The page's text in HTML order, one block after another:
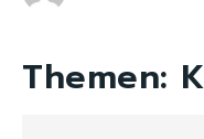
Themen: